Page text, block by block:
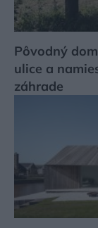
Pôvodný
ulice a
záhrade